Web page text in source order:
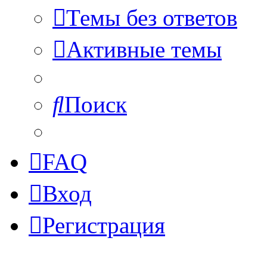
Темы без ответов
Активные темы
Поиск
FAQ
Вход
Регистрация